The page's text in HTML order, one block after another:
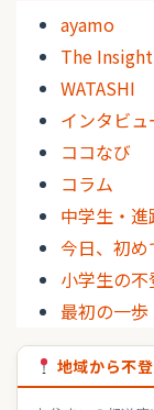
ayamo
The Insight
WATASHI
インタビュ
ココなび
コラム
中学生・
今日、初
小学生の不
最初の一歩
地域から不